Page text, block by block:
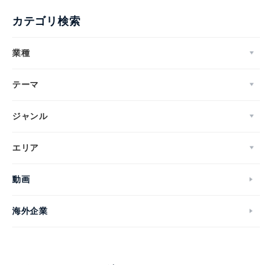
カテゴリ検索
業種
テーマ
ジャンル
エリア
動画
海外企業